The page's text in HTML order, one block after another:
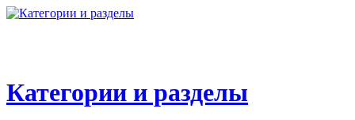
Категории и разделы